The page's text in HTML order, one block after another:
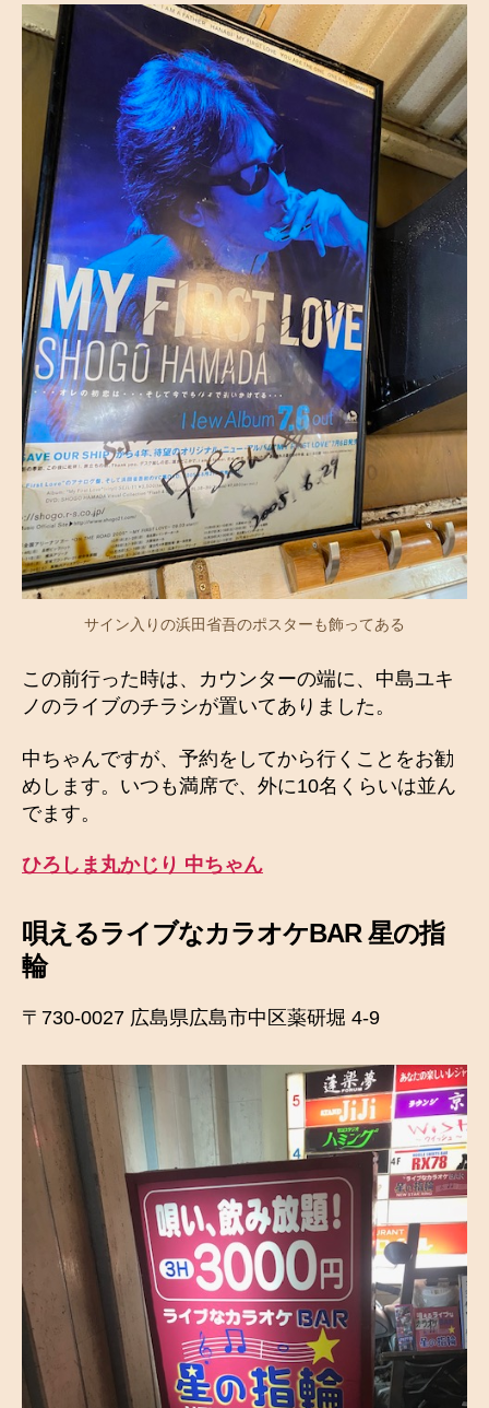
サイン入りの浜田省吾のポスターも飾ってある
この前行った時は、カウンターの端に、中島ユキ
ノのライブのチラシが置いてありました。
中ちゃんですが、予約をしてから行くことをお勧
めします。いつも満席で、外に10名くらいは並ん
でます。
ひろしま丸かじり 中ちゃん
唄えるライブなカラオケBAR 星の指
輪
〒730-0027 広島県広島市中区薬研堀 4-9